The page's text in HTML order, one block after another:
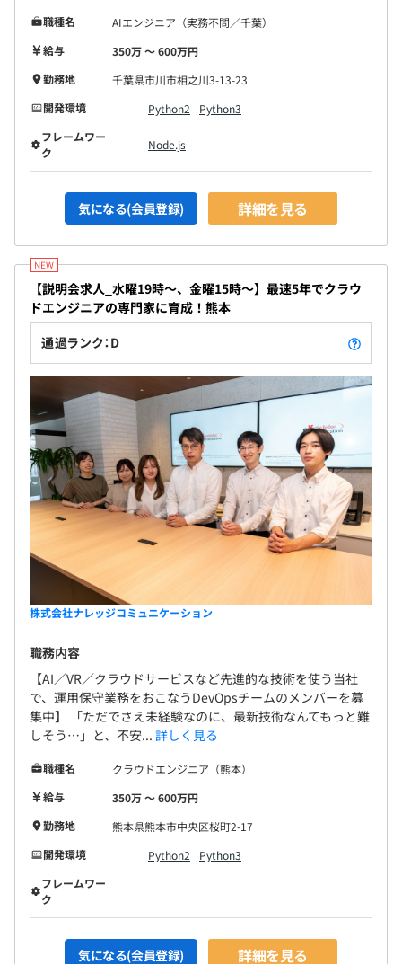
職種名
AIエンジニア（実務不問／千葉）
給与
350万 〜 600万円
勤務地
千葉県市川市相之川3-13-23
開発環境
Python2
Python3
フレームワー
ク
Node.js
気になる(会員登録) 詳細を見る
【説明会求人_水曜19時～、金曜15時～】最速5年でクラウ
ドエンジニアの専門家に育成！熊本
通過ランク：D
株式会社ナレッジコミュニケーション
職務内容
【AI／VR／クラウドサービスなど先進的な技術を使う当社
で、運用保守業務をおこなうDevOpsチームのメンバーを募
集中】 「ただでさえ未経験なのに、最新技術なんてもっと難
しそう…」と、不安... 詳しく見る
職種名
クラウドエンジニア（熊本）
給与
350万 〜 600万円
勤務地
熊本県熊本市中央区桜町2-17
開発環境
Python2
Python3
フレームワー
ク
気になる(会員登録) 詳細を見る